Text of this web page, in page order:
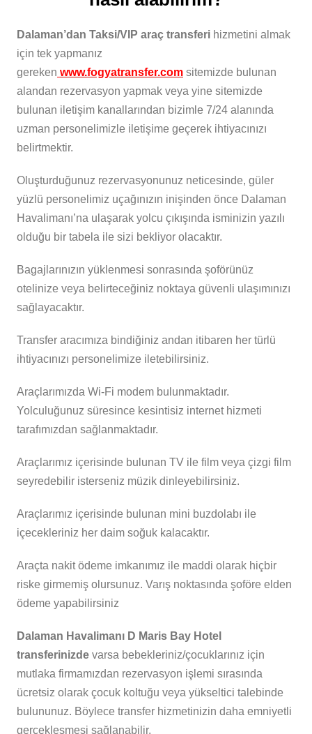
Dalaman’dan Taksi/VIP araç transferi hizmetini almak
için tek yapmanız
gereken www.fogyatransfer.com sitemizde bulunan
alandan rezervasyon yapmak veya yine sitemizde
bulunan iletişim kanallarından bizimle 7/24 alanında
uzman personelimizle iletişime geçerek ihtiyacınızı
belirtmektir.
Oluşturduğunuz rezervasyonunuz neticesinde, güler
yüzlü personelimiz uçağınızın inişinden önce Dalaman
Havalimanı’na ulaşarak yolcu çıkışında isminizin yazılı
olduğu bir tabela ile sizi bekliyor olacaktır.
Bagajlarınızın yüklenmesi sonrasında şoförünüz
otelinize veya belirteceğiniz noktaya güvenli ulaşımınızı
sağlayacaktır.
Transfer aracımıza bindiğiniz andan itibaren her türlü
ihtiyacınızı personelimize iletebilirsiniz.
Araçlarımızda Wi-Fi modem bulunmaktadır.
Yolculuğunuz süresince kesintisiz internet hizmeti
tarafımızdan sağlanmaktadır.
Araçlarımız içerisinde bulunan TV ile film veya çizgi film
seyredebilir isterseniz müzik dinleyebilirsiniz.
Araçlarımız içerisinde bulunan mini buzdolabı ile
içecekleriniz her daim soğuk kalacaktır.
Araçta nakit ödeme imkanımız ile maddi olarak hiçbir
riske girmemiş olursunuz. Varış noktasında şoföre elden
ödeme yapabilirsiniz
Dalaman Havalimanı D Maris Bay Hotel
transferinizde varsa bebekleriniz/çocuklarınız için
mutlaka firmamızdan rezervasyon işlemi sırasında
ücretsiz olarak çocuk koltuğu veya yükseltici talebinde
bulununuz. Böylece transfer hizmetinizin daha emniyetli
gerçekleşmesi sağlanabilir.